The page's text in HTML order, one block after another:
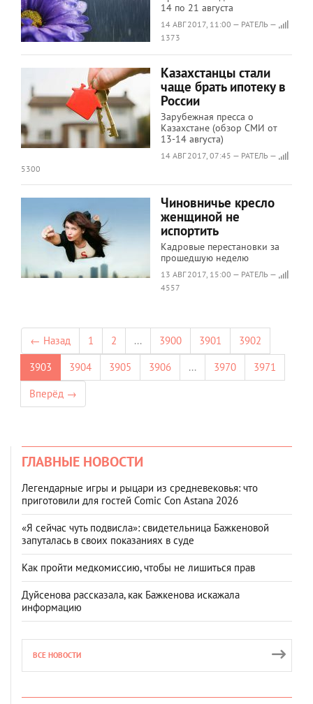
14 по 21 августа
14 АВГ 2017, 11:00 — РАТЕЛЬ —
1373
Казахстанцы стали
чаще брать ипотеку в
России
Зарубежная пресса о
Казахстане (обзор СМИ от
13-14 августа)
14 АВГ 2017, 07:45 — РАТЕЛЬ —
5300
Чиновничье кресло
женщиной не
испортить
Кадровые перестановки за
прошедшую неделю
13 АВГ 2017, 15:00 — РАТЕЛЬ —
4557
← Назад 1 2 ... 3900 3901
3902
3903
3904 3905 3906 ... 3970
3971
Вперёд →
ГЛАВНЫЕ НОВОСТИ
Легендарные игры и рыцари из средневековья: что
приготовили для гостей Comic Con Astana 2026
«Я сейчас чуть подвисла»: свидетельница Бажкеновой
запуталась в своих показаниях в суде
Как пройти медкомиссию, чтобы не лишиться прав
Дуйсенова рассказала, как Бажкенова искажала
информацию
ВСЕ НОВОСТИ